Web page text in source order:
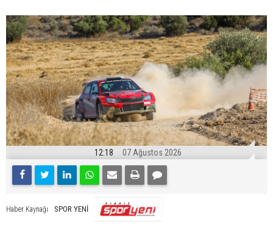
12:18 07 Ağustos 2026
Haber Kaynağı SPOR YENİ